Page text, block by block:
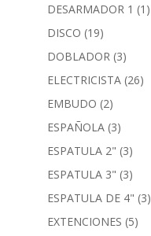
DESARMADOR 1 (1)
DISCO (19)
DOBLADOR (3)
ELECTRICISTA (26)
EMBUDO (2)
ESPAÑOLA (3)
ESPATULA 2" (3)
ESPATULA 3" (3)
ESPATULA DE 4" (3)
EXTENCIONES (5)